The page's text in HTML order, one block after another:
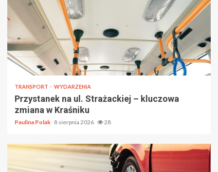
TRANSPORT WYDARZENIA
Przystanek na ul. Strażackiej – kluczowa
zmiana w Kraśniku
Paulina Polak 8 sierpnia 2026 28